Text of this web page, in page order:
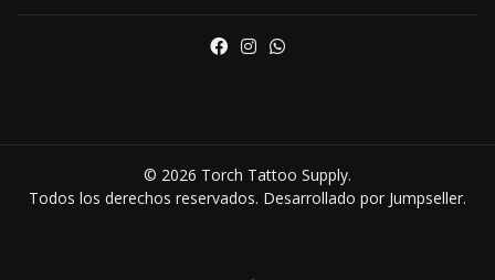
© 2026 Torch Tattoo Supply.
Todos los derechos reservados. Desarrollado por Jumpseller.